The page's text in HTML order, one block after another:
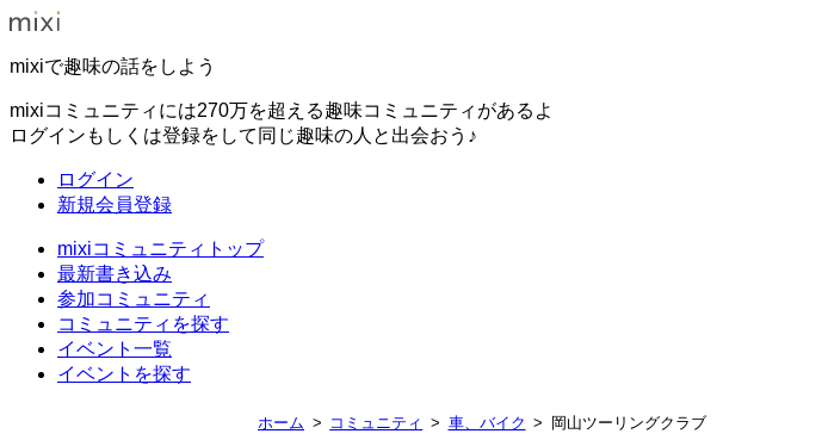
mixiで趣味の話をしよう
mixiコミュニティには270万を超える趣味コミュニティがあるよ
ログインもしくは登録をして同じ趣味の人と出会おう♪
ログイン
新規会員登録
mixiコミュニティトップ
最新書き込み
参加コミュニティ
コミュニティを探す
イベント一覧
イベントを探す
ホーム コミュニティ 車、バイク 岡山ツーリングクラブ